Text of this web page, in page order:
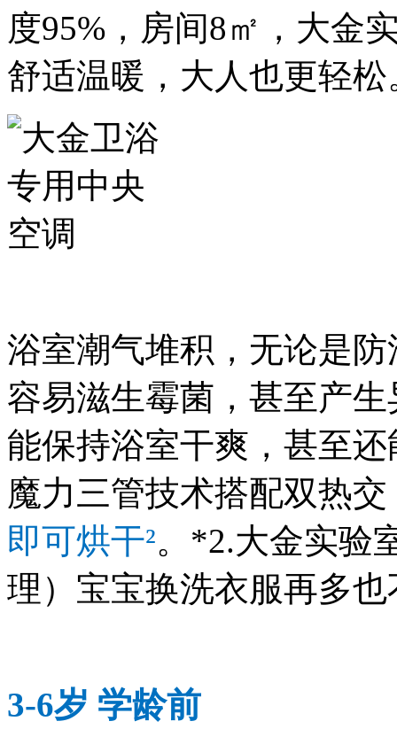
度95%，房间8㎡，大金
舒适温暖，大人也更轻松
浴室潮气堆积，无论是
容易滋生霉菌，甚至产
能保持浴室干爽，甚至
魔力三管技术搭配双热交
即可烘干²。*2.大金实验
理）宝宝换洗衣服再多
3-6岁 学龄前